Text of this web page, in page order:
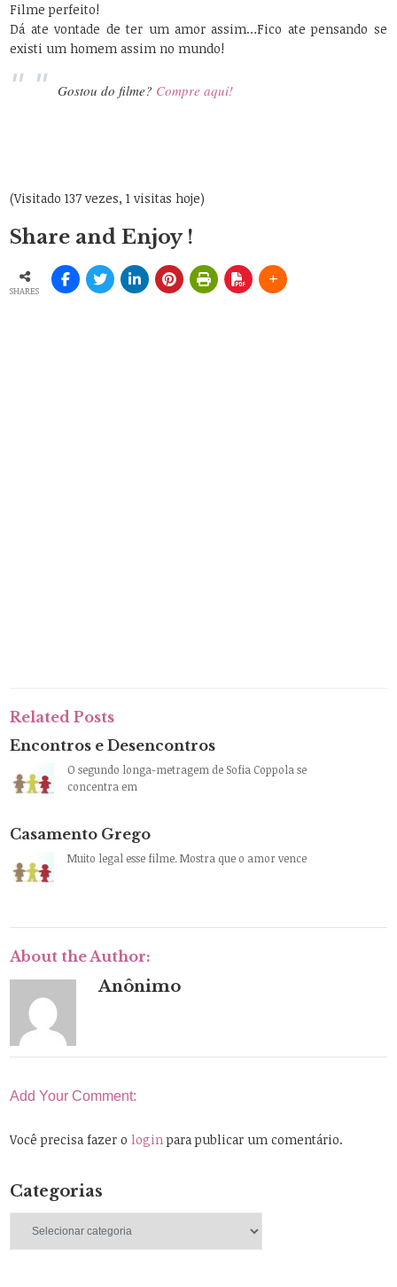
Filme perfeito!
Dá ate vontade de ter um amor assim…Fico ate pensando se
existi um homem assim no mundo!
Gostou do filme? Compre aqui!
(Visitado 137 vezes, 1 visitas hoje)
Share and Enjoy !
SHARES
Related Posts
Encontros e Desencontros
O segundo longa-metragem de Sofia Coppola se
concentra em
Casamento Grego
Muito legal esse filme. Mostra que o amor vence
About the Author:
Anônimo
Add Your Comment:
Você precisa fazer ologin para publicar um comentário.
Categorias